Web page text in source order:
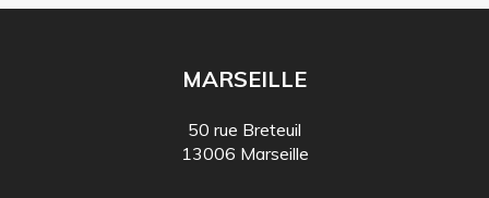
MARSEILLE
50 rue Breteuil
13006 Marseille